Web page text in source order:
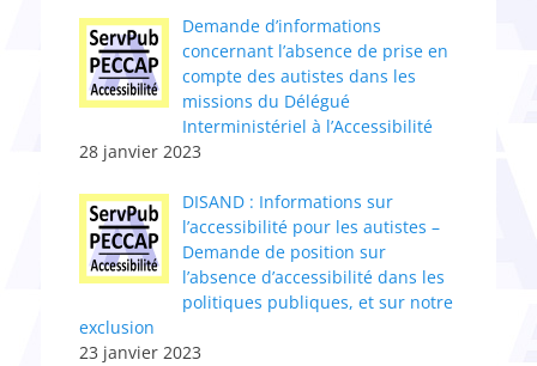
​Demande d’informations
concernant l’absence de prise en
compte des autistes dans les
missions du Délégué
Interministériel à l’Accessibilité
28 janvier 2023
DISAND : Informations sur
l’accessibilité pour les autistes –
Demande de position sur
l’absence d’accessibilité dans les
politiques publiques, et sur notre
exclusion
23 janvier 2023